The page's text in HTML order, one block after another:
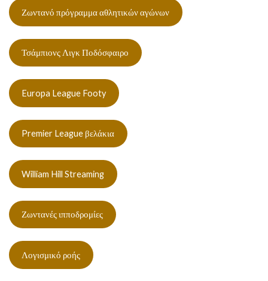
Ζωντανό πρόγραμμα αθλητικών αγώνων
Τσάμπιονς Λιγκ Ποδόσφαιρο
Europa League Footy
Premier League βελάκια
William Hill Streaming
Ζωντανές ιπποδρομίες
Λογισμικό ροής